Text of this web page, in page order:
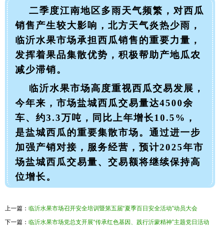
二季度江南地区多雨天气频繁，对西瓜
销售产生较大影响，北方天气炎热少雨 ，
临沂水果市场承担西瓜销售的重要力量，
发挥着果品集散优势，积极帮助产地瓜农
减少滞销。
临沂水果市场高度重视西瓜交易发展，
今年来，市场盐城西瓜交易量达4500余
车、约3.3万吨，同比上年增长10.5%，
是盐城西瓜的重要集散市场。通过进一步
加强产销对接，服务经营，预计2025年市
场盐城西瓜交易量、交易额将继续保持高
位增长。
上一篇： 临沂水果市场召开安全培训暨第五届“夏季百日安全活动”动员大会
下一篇： 临沂水果市场党总支开展“传承红色基因、践行沂蒙精神”主题党日活动